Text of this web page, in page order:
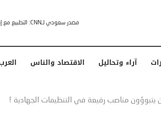
آراء وتحاليل الاقتصاد والناس
مناصب رفيعة في التنظيمات الجهادية !